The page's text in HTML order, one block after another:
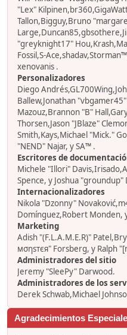
"Lex"
Tallon,Bigguy,Bruno
"greyknight17"
Fossil,S-
xenovanis .
Personalizadores
Diego
Ballew,Jonathan
Mazouz,Brannon "B"
Thorsen,Jason "JBlaze"
Smith,Kays,Michael "Mick."
"NEND" Najar, y SA™ .
Escritores de
Michele "Illori"
Spence, y Joshua "groundup"
Internacionalizadores
Nikola "Dzonny"
Domínguez,Robert Monden,
Marketing
Adish "(F.L.A.M.E.R)"
мσηѕтєя" Forsberg, y Ralph
Administradores del sitio
Jeremy "SleePy" Darwood.
Administradores de los
Derek Schwab,Michael
Agradecimientos